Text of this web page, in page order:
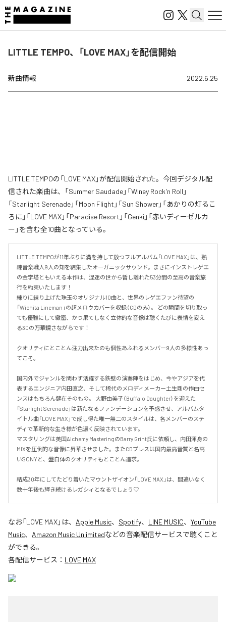
LITTLE TEMPO、「LOVE MAX」を配信開始
新曲情報 2022.6.25
LITTLE TEMPOの「LOVE MAX」が配信開始された。今回デジタル配
信された楽曲は、「Summer Saudade」「Winey Rock'n Roll」
「Starlight Serenade」「Moon Flight」「Sun Shower」「あかりの灯るこ
ろに」「LOVE MAX」「Paradise Resort」「Genki」「赤いディーゼルカ
ー」を含む全10曲となっている。
LITTLE TEMPOが11年ぶりに満を持して放つフルアルバム「LOVE MAX」は、熟
練音楽職人9人の知を結集したオーガニックサウンド。まさにインストレゲエ
の金字塔ともいえる本作は、混迷の世から暫し離れた53分間の至高の音楽旅
行を約束いたします！
練りに練り上げた珠玉のオリジナル10曲と、世界のレゲエファン待望の
「Wichita Lineman」の超メロウカバーを収録（CDのみ）。 どの瞬間を切り取っ
ても優雅にして緻密、かつ果てしなく立体的な音像は聴くたびに表情を変え
る3Dの万華鏡さながらです！
クオリティにとことん注力出来たのも個性あふれるメンバー9人の多様性あっ
てこそ。
国内外でジャンルを問わず活躍する鉄壁の演奏陣をはじめ、今やアジアを代
表するエンジニア内田直之、そして稀代のメロディメーカー土生剛の作曲セ
ンスはもちろん健在そのもの。 大野由美子（Buffalo Daughter）を迎えた
「Starlight Serenade」は新たなるファンデーションを予感させ、アルバムタ
イトル曲「LOVE MAX」で成し得た唯一無二のスタイルは、各メンバーのステ
ディで革新的な生き様が色濃く反映されています。
マスタリングは英国Alchemy MasteringのBarry Grint氏に依頼し、内田渾身の
MIXを圧倒的な音像に昇華させました。またCDプレスは国内最高音質と名高
いSONYと、盤自体のクオリティもとことん追求。
結成30年にしてたどり着いたマウントザイオン「LOVE MAX」は、間違いなく
数十年後も輝き続けるレガシィとなるでしょう♡
なお「LOVE MAX」は、 Apple Music、 Spotify、 LINE MUSIC、 YouTube
Music、 Amazon Music Unlimitedなどの音楽配信サービスで聴くこと
ができる。
各配信サービス： LOVE MAX